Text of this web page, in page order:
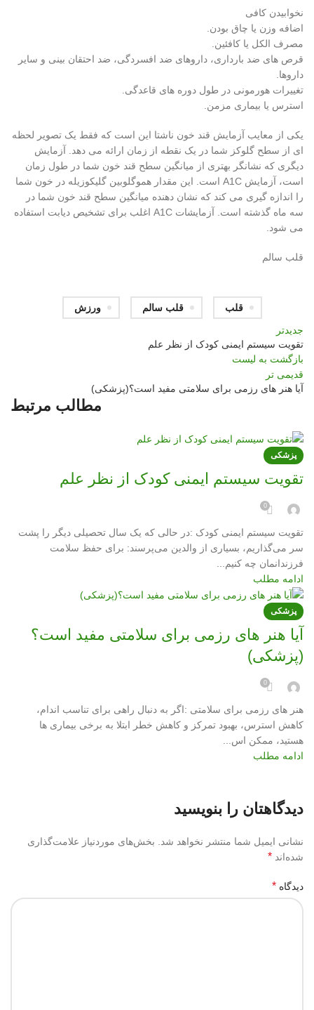
نخوابیدن کافی
اضافه وزن یا چاق بودن.
مصرف الکل یا کافئین.
قرص های ضد بارداری، داروهای ضد افسردگی، ضد احتقان بینی و سایر
داروها.
تغییرات هورمونی در طول دوره های قاعدگی.
استرس یا بیماری مزمن.
یکی از معایب آزمایش قند خون ناشتا این است که فقط یک تصویر لحظه
ای از سطح گلوکز شما در یک نقطه از زمان ارائه می دهد. آزمایش
دیگری که نشانگر بهتری از میانگین سطح قند خون شما در طول زمان
است، آزمایش A1C است. این مقدار هموگلوبین گلیکوزیله در خون شما
را اندازه گیری می کند که نشان دهنده میانگین سطح قند خون شما در
سه ماه گذشته است. آزمایشات A1C اغلب برای تشخیص دیابت استفاده
می شود.
قلب سالم
قلب قلب سالم
ورزش
جدیدتر
تقویت سیستم ایمنی کودک از نظر علم
بازگشت به لیست
قدیمی تر
آیا هنر های رزمی برای سلامتی مفید است؟(پزشکی)
مطالب مرتبط
پزشکی
تقویت سیستم ایمنی کودک از نظر علم
0
تقویت سیستم ایمنی کودک :در حالی که یک سال تحصیلی دیگر را پشت
سر می‌گذاریم، بسیاری از والدین می‌پرسند: برای حفظ سلامت
فرزندانمان چه کنیم...
ادامه مطلب
پزشکی
آیا هنر های رزمی برای سلامتی مفید است؟
(پزشکی)
0
هنر های رزمی برای سلامتی :اگر به دنبال راهی برای تناسب اندام،
کاهش استرس، بهبود تمرکز و کاهش خطر ابتلا به برخی بیماری ها
هستید، ممکن اس...
ادامه مطلب
دیدگاهتان را بنویسید
نشانی ایمیل شما منتشر نخواهد شد.
بخش‌های موردنیاز علامت‌گذاری
شده‌اند *
دیدگاه *